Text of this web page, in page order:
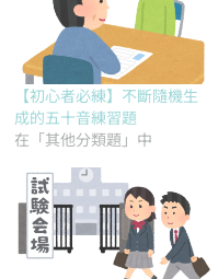
【初心者必練】不斷隨機生
成的五十音練習題
在「其他分類題」中